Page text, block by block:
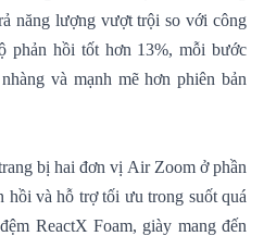
năng lượng vượt trội so với công
phản hồi tốt hơn 13%, mỗi bước
và mạnh mẽ hơn phiên bản
bị hai đơn vị Air Zoom ở phần
hồi và hỗ trợ tối ưu trong suốt quá
ReactX Foam, giày mang đến